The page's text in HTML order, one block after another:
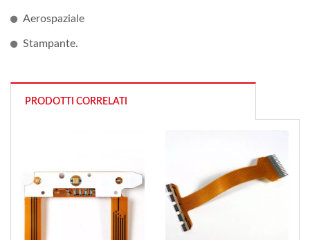
Aerospaziale
Stampante.
PRODOTTI CORRELATI